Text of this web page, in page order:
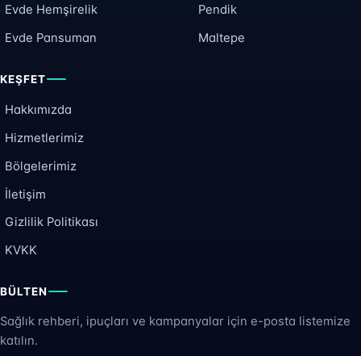
Evde Hemşirelik
Evde Pansuman
Pendik
Maltepe
KEŞFET
Hakkımızda
Hizmetlerimiz
Bölgelerimiz
İletişim
Gizlilik Politikası
KVKK
BÜLTEN
Sağlık rehberi, ipuçları ve kampanyalar için e-posta listemize
katılın.